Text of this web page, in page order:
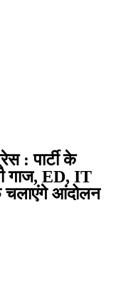
: पार्टी के
गाज, ED, IT
आंदोलन